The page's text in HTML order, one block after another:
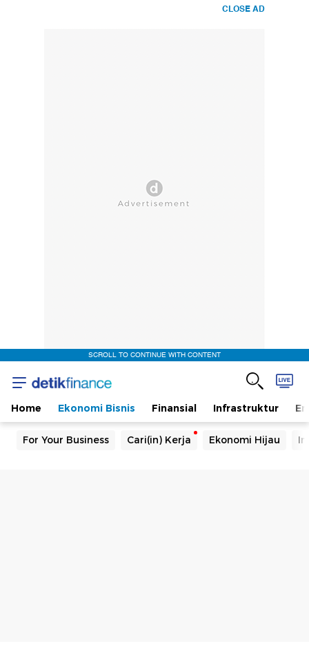
CLOSE AD
SCROLL TO CONTINUE WITH CONTENT
Home Ekonomi Bisnis Finansial Infrastruktur
For Your Business Cari(in) Kerja Ekonomi Hijau